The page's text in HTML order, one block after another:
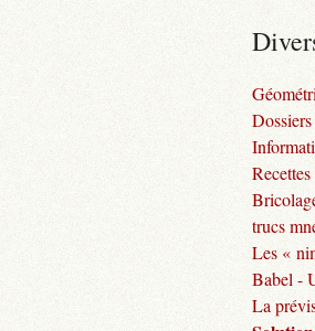
Dossiers
trucs
Les «
Babel -
La